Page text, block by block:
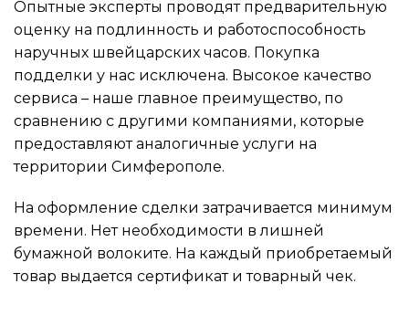
Опытные эксперты проводят предварительную
оценку на подлинность и работоспособность
наручных швейцарских часов. Покупка
подделки у нас исключена. Высокое качество
сервиса – наше главное преимущество, по
сравнению с другими компаниями, которые
предоставляют аналогичные услуги на
территории Симферополе.
На оформление сделки затрачивается минимум
времени. Нет необходимости в лишней
бумажной волоките. На каждый приобретаемый
товар выдается сертификат и товарный чек.